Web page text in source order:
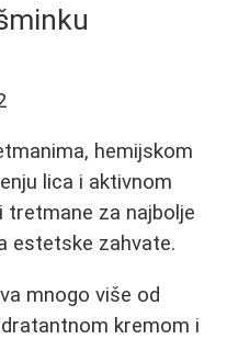
hemijskom
lica i aktivnom
tretmane za najbolje
estetske zahvate.
mnogo više od
kremom i